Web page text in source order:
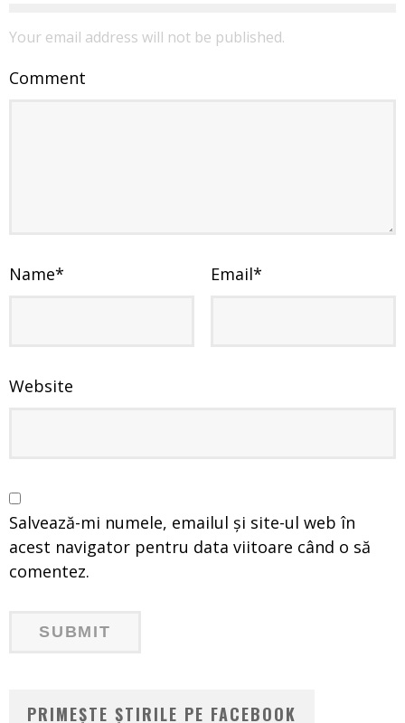
Your email address will not be published.
Comment
Name* Email*
Website
Salvează-mi numele, emailul și site-ul web în
acest navigator pentru data viitoare când o să
comentez.
PRIMEȘTE ȘTIRILE PE FACEBOOK